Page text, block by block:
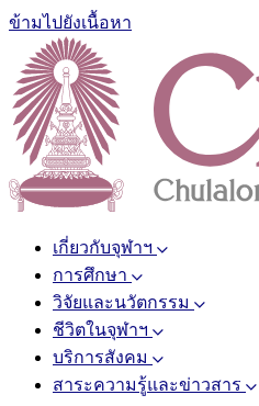
ข้ามไปยังเนื้อหา
เกี่ยวกับจุฬาฯ
การศึกษา
วิจัยและนวัตกรรม
ชีวิตในจุฬาฯ
บริการสังคม
สาระความรู้และข่าวสาร